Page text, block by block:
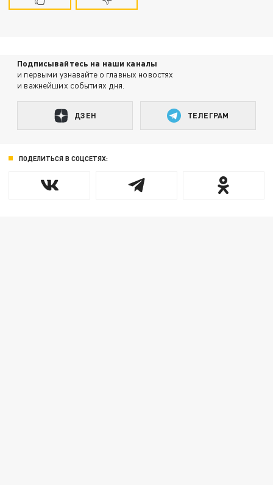
Подписывайтесь на наши каналы
и первыми узнавайте о главных новостях
и важнейших событиях дня.
ДЗЕН ТЕЛЕГРАМ
ПОДЕЛИТЬСЯ В СОЦСЕТЯХ: